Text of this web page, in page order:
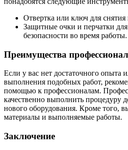
Отвертка или ключ для снятия
Защитные очки и перчатки
безопасности во время работы.
Преимущества
Если у вас нет достаточного опыта
выполнения подобных работ,
помощью к профессионалам.
качественно выполнить процедуру
нового оборудования. Кроме того,
материалы и выполняемые работы.
Заключение